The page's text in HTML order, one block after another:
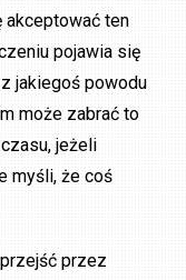
akceptować ten
pojawia się
jakiegoś powodu
może zabrać to
jeżeli
myśli, że coś
przez